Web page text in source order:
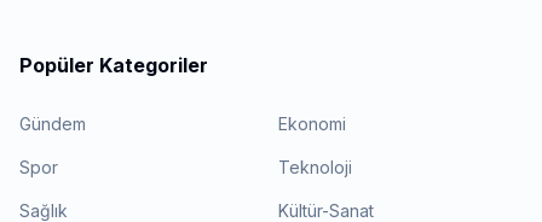
Popüler Kategoriler
Gündem Ekonomi
Spor Teknoloji
Sağlık Kültür-Sanat